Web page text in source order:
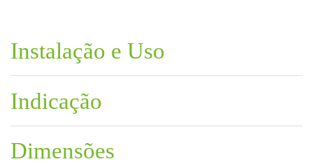
Instalação e Uso
Indicação
Dimensões